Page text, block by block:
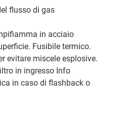
flusso di gas
in acciaio
Fusibile termico.
evitare miscele esplosive.
in ingresso Info
in caso di flashback o